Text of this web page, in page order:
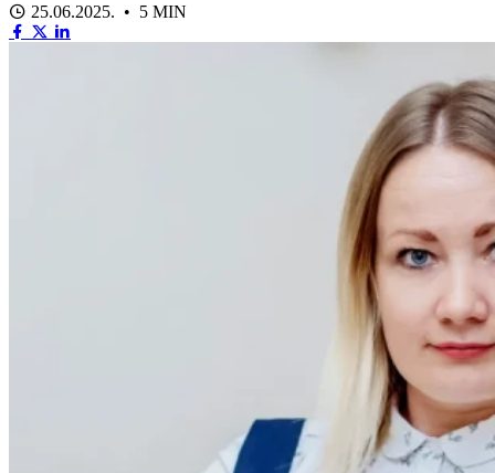
25.06.2025. • 5 MIN